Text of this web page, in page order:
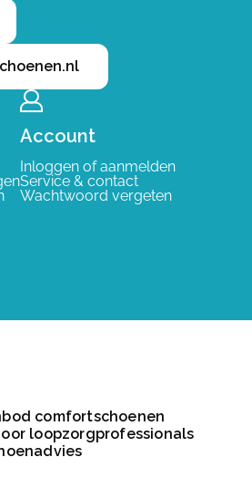
Account
Inloggen of aanmelden
Service & contact
Wachtwoord vergeten
comfortschoenen
loopzorgprofessionals